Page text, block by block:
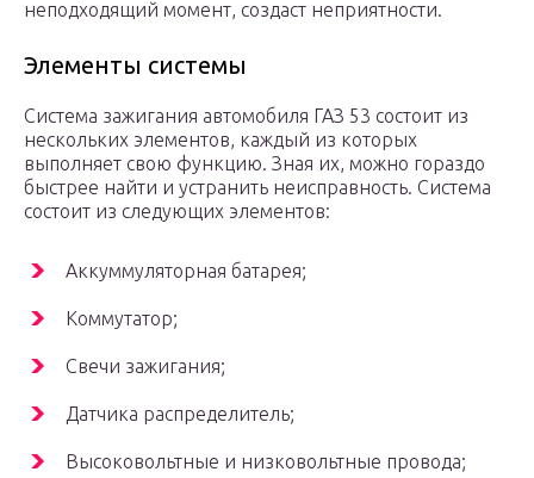
неподходящий момент, создаст неприятности.
Элементы системы
Система зажигания автомобиля ГАЗ 53 состоит из
нескольких элементов, каждый из которых
выполняет свою функцию. Зная их, можно гораздо
быстрее найти и устранить неисправность. Система
состоит из следующих элементов:
Аккуммуляторная батарея;
Коммутатор;
Свечи зажигания;
Датчика распределитель;
Высоковольтные и низковольтные провода;